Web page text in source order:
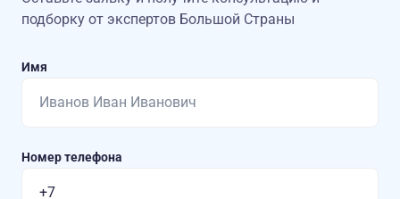
подборку от экспертов Большой Страны
Имя
Номер телефона